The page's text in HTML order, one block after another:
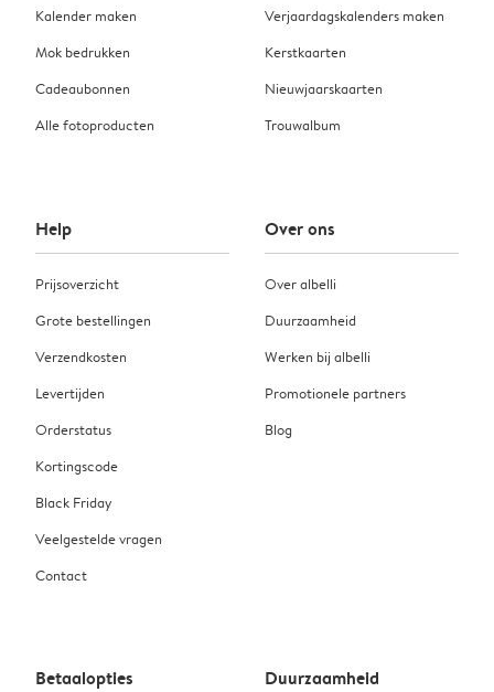
Kalender maken
Mok bedrukken
Cadeaubonnen
Alle fotoproducten
Verjaardagskalenders maken
Kerstkaarten
Nieuwjaarskaarten
Trouwalbum
Help
Prijsoverzicht
Grote bestellingen
Verzendkosten
Levertijden
Orderstatus
Kortingscode
Black Friday
Veelgestelde vragen
Contact
Over ons
Over albelli
Duurzaamheid
Werken bij albelli
Promotionele partners
Blog
Betaalopties Duurzaamheid